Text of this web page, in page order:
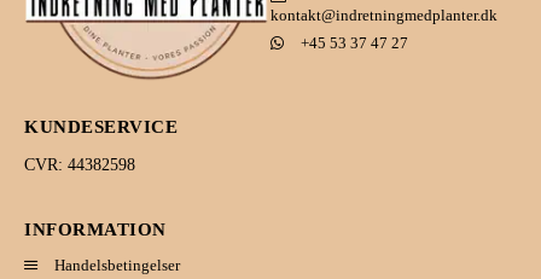
kontakt@indretningmedplanter.dk
+45 53 37 47 27
KUNDESERVICE
CVR: 44382598
INFORMATION
Handelsbetingelser